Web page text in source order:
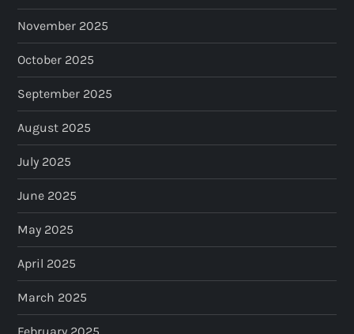
November 2025
October 2025
September 2025
August 2025
July 2025
June 2025
May 2025
April 2025
March 2025